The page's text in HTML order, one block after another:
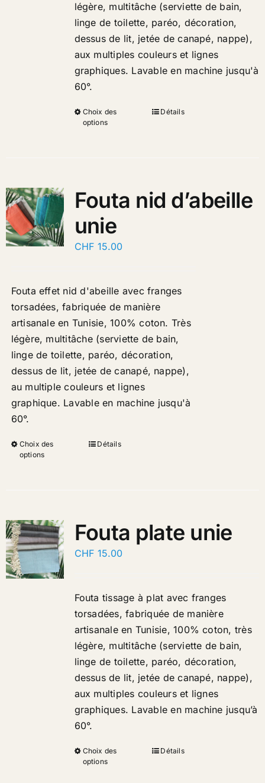
légère, multitâche (serviette de bain,
linge de toilette, paréo, décoration,
dessus de lit, jetée de canapé, nappe),
aux multiples couleurs et lignes
graphiques. Lavable en machine jusqu'à
60°.
Choix des
options
Détails
Fouta nid d’abeille
unie
CHF 15.00
Fouta effet nid d'abeille avec franges
torsadées, fabriquée de manière
artisanale en Tunisie, 100% coton. Très
légère, multitâche (serviette de bain,
linge de toilette, paréo, décoration,
dessus de lit, jetée de canapé, nappe),
au multiple couleurs et lignes
graphique. Lavable en machine jusqu'à
60°.
Choix des
options
Détails
Fouta plate unie
CHF 15.00
Fouta tissage à plat avec franges
torsadées, fabriquée de manière
artisanale en Tunisie, 100% coton, très
légère, multitâche (serviette de bain,
linge de toilette, paréo, décoration,
dessus de lit, jetée de canapé, nappe),
aux multiples couleurs et lignes
graphiques. Lavable en machine jusqu’à
60°.
Choix des
options
Détails